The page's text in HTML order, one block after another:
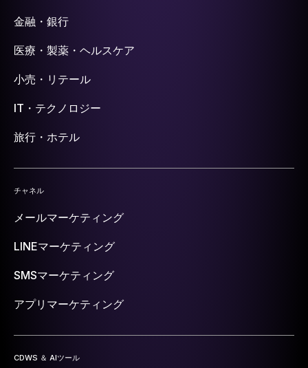
金融・銀行
医療・製薬・ヘルスケア
小売・リテール
IT・テクノロジー
旅行・ホテル
チャネル
メールマーケティング
LINEマーケティング
SMSマーケティング
アプリマーケティング
CDWS ＆ AIツール